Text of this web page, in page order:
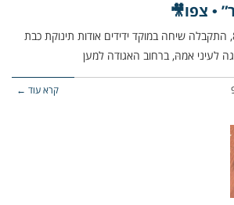
• צפו🎥
הבוקר (שני) בשעה 8:20, התקבלה שיחה במוקד ידידים אודות תינוקת כבת
לעיני אמהּ, ברחוב האגודה למען
קרא עוד ←